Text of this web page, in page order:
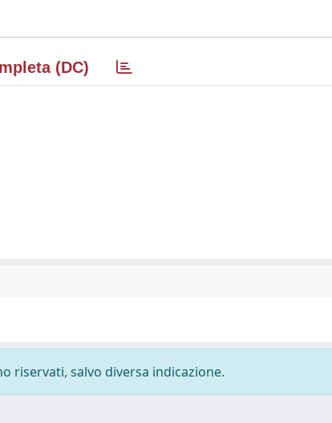
(DC)
riservati, salvo diversa indicazione.